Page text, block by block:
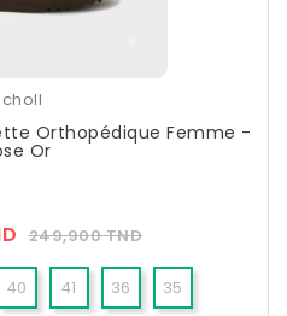
Orthopédique Femme -
Or
Prix
Public
249,900 TNDPrix
40 41 36 35